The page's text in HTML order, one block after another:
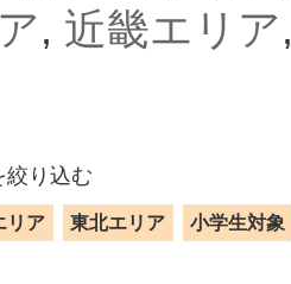
, 近畿エリア,
絞り込む
リア 東北エリア 小学生対象